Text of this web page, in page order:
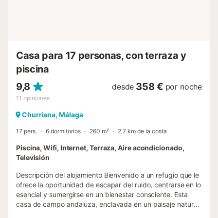
satélite y todas las comodidades modernas para una
estanc...
Casa para 17 personas, con terraza y
piscina
9,8
11 opiniones
desde 358 € por noche
Churriana, Málaga
17 pers. 6 dormitorios 260 m² 2,7 km de la costa
Piscina, Wifi, Internet, Terraza, Aire acondicionado,
Televisión
Descripción del alojamiento Bienvenido a un refugio que le
ofrece la oportunidad de escapar del ruido, centrarse en lo
esencial y sumergirse en un bienestar consciente. Esta
casa de campo andaluza, enclavada en un paisaje natural